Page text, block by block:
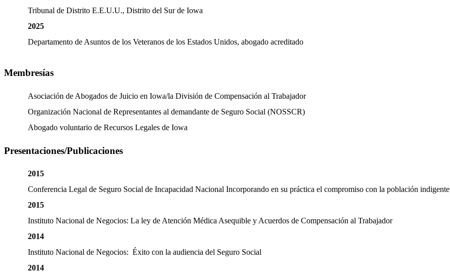
Tribunal de Distrito E.E.U.U., Distrito del Sur de Iowa
2025
Departamento de Asuntos de los Veteranos de los Estados Unidos, abogado acreditado
Membresías
Asociación de Abogados de Juicio en Iowa/la División de Compensación al Trabajador
Organización Nacional de Representantes al demandante de Seguro Social (NOSSCR)
Abogado voluntario de Recursos Legales de Iowa
Presentaciones/Publicaciones
2015
Conferencia Legal de Seguro Social de Incapacidad Nacional Incorporando en su práctica el compromiso con la población indigente
2015
Instituto Nacional de Negocios: La ley de Atención Médica Asequible y Acuerdos de Compensación al Trabajador
2014
Instituto Nacional de Negocios: Éxito con la audiencia del Seguro Social
2014